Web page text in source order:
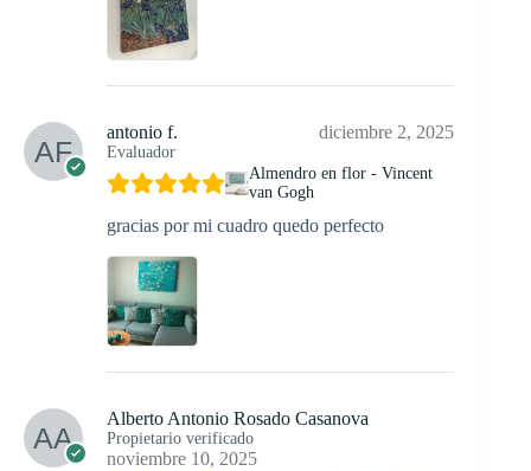
antonio f.
Evaluador
diciembre 2, 2025
Almendro en flor - Vincent
van Gogh
gracias por mi cuadro quedo perfecto
Alberto Antonio Rosado Casanova
Propietario verificado
noviembre 10, 2025